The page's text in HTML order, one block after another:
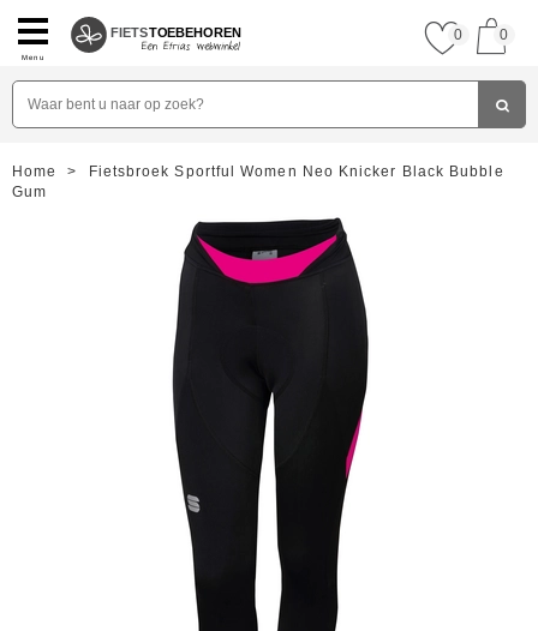
Menu
FIETSTOEBEHOREN 0 0
Home >
Fietsbroek Sportful Women Neo Knicker Black Bubble
Gum